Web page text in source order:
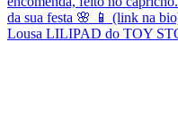
Lousa LILIPAD do TOY